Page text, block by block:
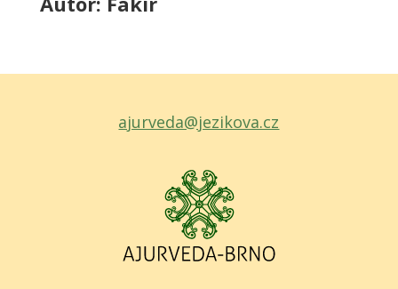
ajurveda@jezikova.cz